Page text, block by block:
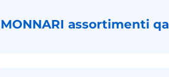
MONNARI assortimenti